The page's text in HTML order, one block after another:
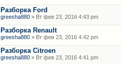
Разборка Ford
greesha880 » Вт фев 23, 2016 4:43 pm
Разборка Renault
greesha880 » Вт фев 23, 2016 4:42 pm
Разборка Citroen
greesha880 » Вт фев 23, 2016 4:41 pm